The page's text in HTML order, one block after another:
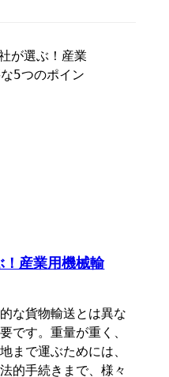
！産業用機械輸
な貨物輸送とは異な
です。重量が重く、
まで運ぶためには、
的手続きまで、様々